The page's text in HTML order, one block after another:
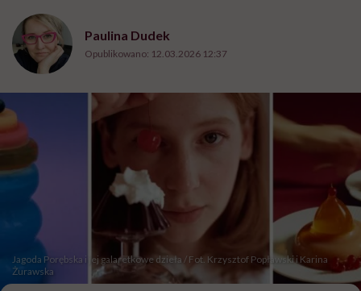
Paulina Dudek
Opublikowano: 12.03.2026 12:37
Jagoda Porębska i jej galaretkowe dzieła / Fot. Krzysztof Popławski i Karina
Żurawska